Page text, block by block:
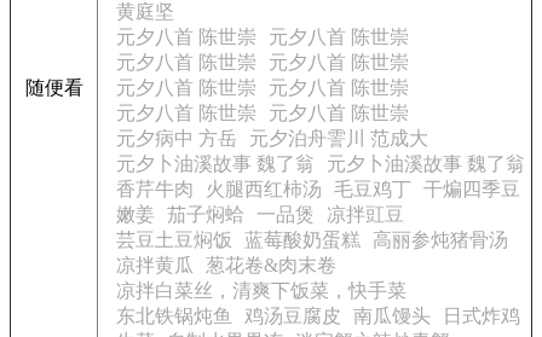
随便看
黄庭坚
元夕八首 陈世崇
元夕八首 陈世崇
元夕八首 陈世崇
元夕八首 陈世崇
元夕八首 陈世崇
元夕八首 陈世崇
元夕八首 陈世崇
元夕八首 陈世崇
元夕病中 方岳
元夕泊舟霅川 范成大
元夕卜油溪故事 魏了翁
元夕卜油溪故事 魏了翁
香芹牛肉
火腿西红柿汤 毛豆鸡丁 干煸四季豆
嫩姜
茄子焖蛤 一品煲
凉拌豇豆
芸豆土豆焖饭
蓝莓酸奶蛋糕
高丽参炖猪骨汤
凉拌黄瓜
葱花卷&肉末卷
凉拌白菜丝，清爽下饭菜，快手菜
东北铁锅炖鱼
鸡汤豆腐皮 南瓜馒头
日式炸鸡